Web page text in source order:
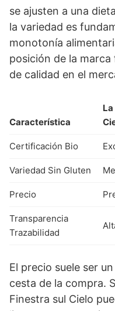
se ajusten a una
la variedad es
monotonía
posición de la
de calidad en el
Característica
Certificación Bio
Variedad Sin Gluten
Precio
Transparencia
Trazabilidad
El precio suele ser
cesta de la compra.
Finestra sul Cielo